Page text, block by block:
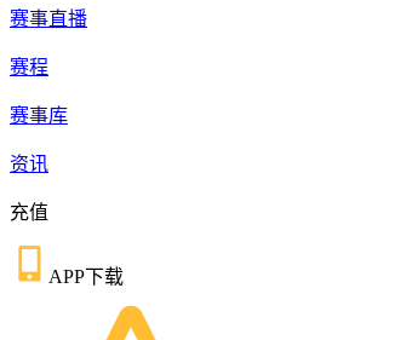
赛事直播
赛程
赛事库
资讯
充值
APP下载